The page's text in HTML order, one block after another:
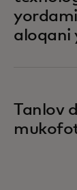
aloqani
Tanlov